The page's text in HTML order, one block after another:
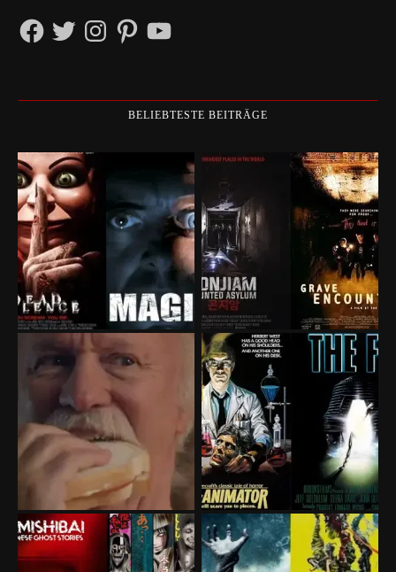
FacebookTwitterInstagramPinterestYouTube
BELIEBTESTE BEITRÄGE